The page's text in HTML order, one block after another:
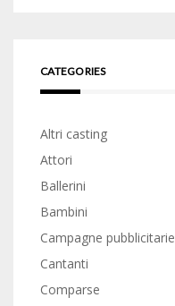
CATEGORIES
Altri casting
Attori
Ballerini
Bambini
Campagne pubblicitarie
Cantanti
Comparse